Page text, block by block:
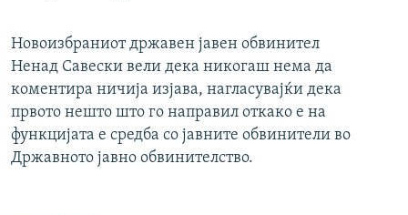
Новоизбраниот државен јавен обвинител
Ненад Савески вели дека никогаш нема да
коментира ничија изјава, нагласувајќи дека
првото нешто што го направил откако е на
функцијата е средба со јавните обвинители во
Државното јавно обвинителство.